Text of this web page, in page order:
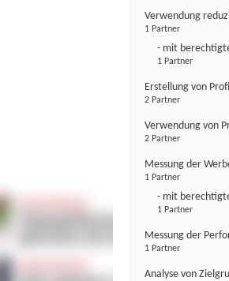
Verwendung
1 Partner
- mit
1 Partner
Erstellung von
2 Partner
Verwendung von
2 Partner
Messung der
1 Partner
- mit
1 Partner
Messung der
1 Partner
Analyse von